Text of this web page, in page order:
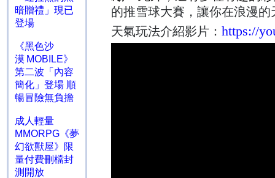
暗贈禮」現已
登場
《黑色沙
漠 MOBILE》
第二波「內容
簡化」登場 順
暢冒險無負擔
成人輕量
MMORPG《夢
幻欲獸屋》限
量付費刪檔封
測開放
的推雪球大賽，讓你在浪漫
天氣玩法介紹影片： https://